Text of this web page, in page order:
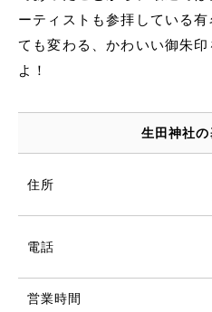
ーティストも参拝している
ても変わる、かわいい御朱
よ！
生田神社
住所
電話
営業時間